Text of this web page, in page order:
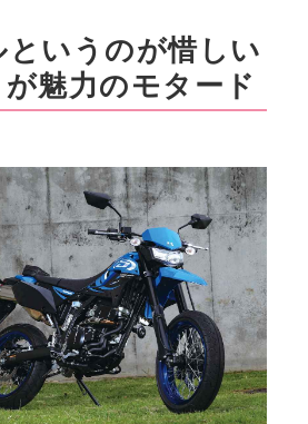
いうのが惜しい
魅力のモタード